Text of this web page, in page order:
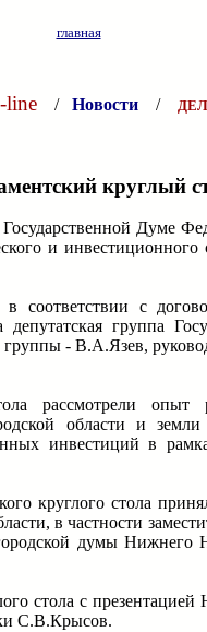
главная
line / Новости /
круглый
Думе
и
в соответствии с
депутатская группа
группы - В.А.Язев,
рассмотрели опыт
области и
инвестиций в
круглого стола
в частности
думы Нижнего
стола с
С.В.Крысов.